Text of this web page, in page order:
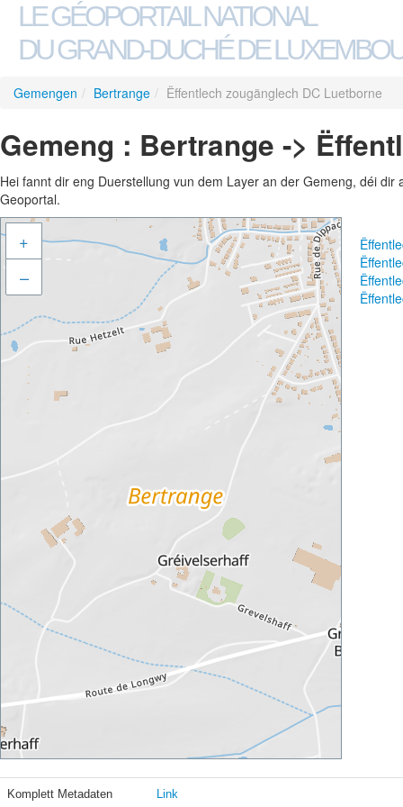
LE GÉOPORTAIL NATIONAL
DU GRAND-DUCHÉ DE
Gemengen / Bertrange / Ëffentlech zougänglech DC Luetborne
Gemeng : Bertrange ->
Hei fannt dir eng Duerstellung vun dem Layer an der Gemeng, déi
Geoportal.
+
–
Komplett Metadaten Link